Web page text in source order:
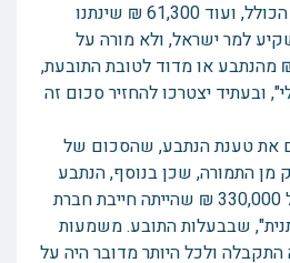
100,000 ₪ מסכום החוב הכולל, ועוד 61,300 ₪ שינתנו
למר ישראל, ולא מורה על
זמני של 18,850 ₪ מהנתבע או מדוד לטובת התובעת,
ובעתיד יצטרכו להחזיר סכום זה
את טענת הנתבע, שהסכום של
חלק מן התמורה, שכן בנוסף, הנתבע
ערב באופן אישי לחוב של 330,000 ₪ שהייתה חייבת חברת
שבבעלות התובע. משמעות
ולכל היותר מדובר היה על